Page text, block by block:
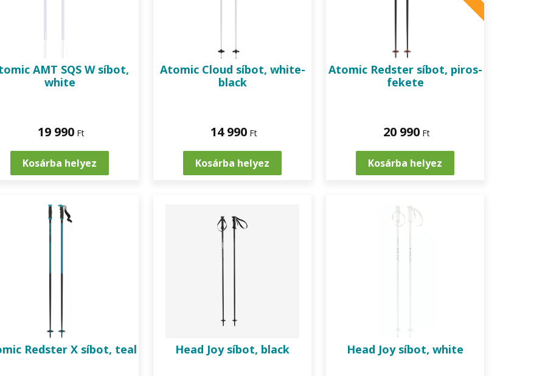
AMT SQS W síbot,
white
19 990 Ft
Kosárba helyez
Atomic Cloud síbot, white-
black
14 990 Ft
Kosárba helyez
Atomic Redster síbot, piros-
fekete
20 990 Ft
Kosárba helyez
Redster X síbot, teal Head Joy síbot, black Head Joy síbot, white